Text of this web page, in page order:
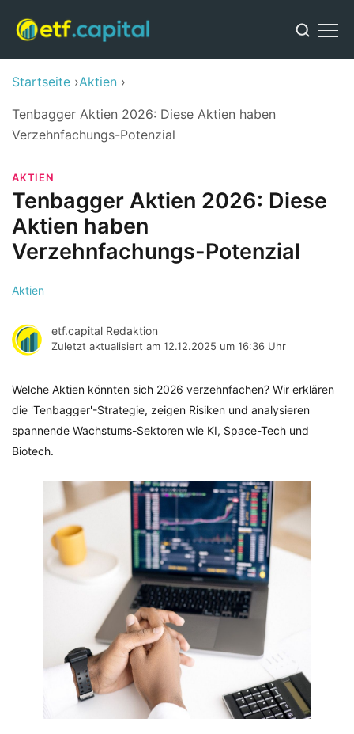
Startseite Aktien
Tenbagger Aktien 2026: Diese Aktien haben
Verzehnfachungs-Potenzial
AKTIEN
Tenbagger Aktien 2026: Diese
Aktien haben
Verzehnfachungs-Potenzial
Aktien
etf.capital Redaktion
Zuletzt aktualisiert am 12.12.2025 um 16:36 Uhr
Welche Aktien könnten sich 2026 verzehnfachen? Wir erklären
die 'Tenbagger'-Strategie, zeigen Risiken und analysieren
spannende Wachstums-Sektoren wie KI, Space-Tech und
Biotech.